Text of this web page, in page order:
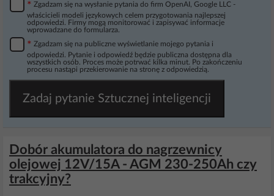
* Zgadzam się na wysłanie pytania do firm OpenAI, Google LLC -
właścicieli modeli językowych celem przygotowania najlepszej
odpowiedzi. Firmy mogą monitorować i zapisywać informacje
wprowadzane do formularza.
* Zgadzam się na publiczne wyświetlanie mojego pytania i
odpowiedzi. Pytanie i odpowiedź będzie publiczna dostępna dla
wszystkich osób. Proces może potrwać kilka minut. Po zakończeniu
procesu nastąpi przekierowanie na stronę z odpowiedzią.
Zadaj pytanie Sztucznej inteligencji
Dobór akumulatora do nagrzewnicy
olejowej 12V/15A - AGM 230-250Ah czy
trakcyjny?